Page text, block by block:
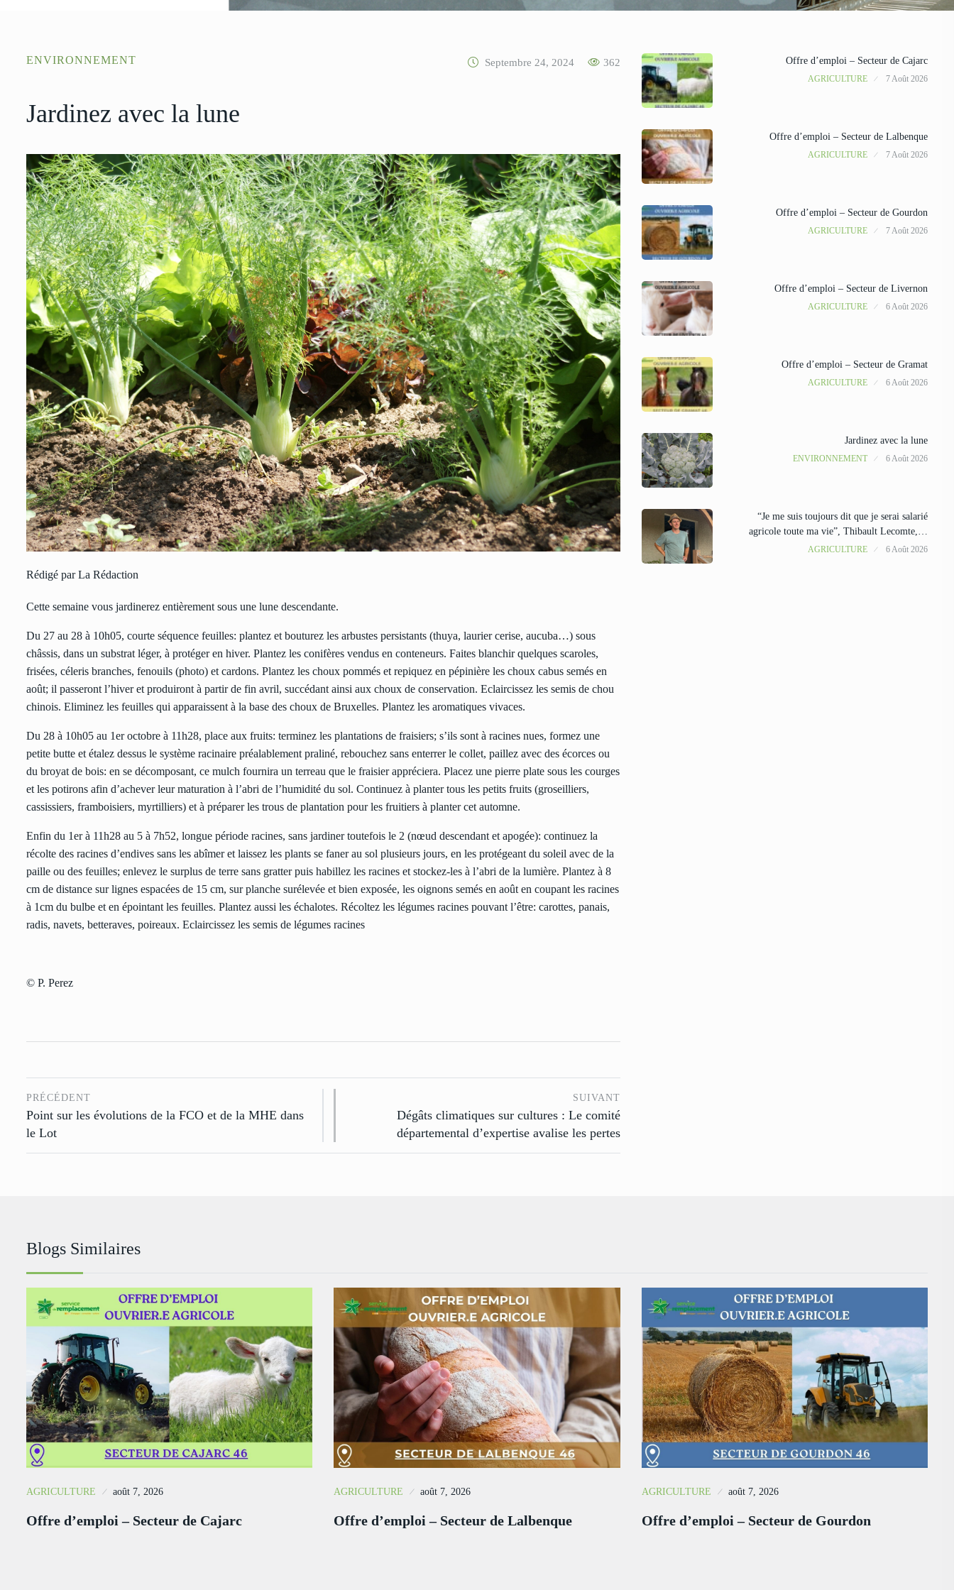
ENVIRONNEMENT Septembre 24, 2024 362
Jardinez avec la lune
Rédigé par La Rédaction
Cette semaine vous jardinerez entièrement sous une lune descendante.
Du 27 au 28 à 10h05, courte séquence feuilles: plantez et bouturez les arbustes persistants (thuya, laurier cerise, aucuba…) sous
châssis, dans un substrat léger, à protéger en hiver. Plantez les conifères vendus en conteneurs. Faites blanchir quelques scaroles,
frisées, céleris branches, fenouils (photo) et cardons. Plantez les choux pommés et repiquez en pépinière les choux cabus semés en
août; il passeront l’hiver et produiront à partir de fin avril, succédant ainsi aux choux de conservation. Eclaircissez les semis de chou
chinois. Eliminez les feuilles qui apparaissent à la base des choux de Bruxelles. Plantez les aromatiques vivaces.
Du 28 à 10h05 au 1er octobre à 11h28, place aux fruits: terminez les plantations de fraisiers; s’ils sont à racines nues, formez une
petite butte et étalez dessus le système racinaire préalablement praliné, rebouchez sans enterrer le collet, paillez avec des écorces ou
du broyat de bois: en se décomposant, ce mulch fournira un terreau que le fraisier appréciera. Placez une pierre plate sous les courges
et les potirons afin d’achever leur maturation à l’abri de l’humidité du sol. Continuez à planter tous les petits fruits (groseilliers,
cassissiers, framboisiers, myrtilliers) et à préparer les trous de plantation pour les fruitiers à planter cet automne.
Enfin du 1er à 11h28 au 5 à 7h52, longue période racines, sans jardiner toutefois le 2 (nœud descendant et apogée): continuez la
récolte des racines d’endives sans les abîmer et laissez les plants se faner au sol plusieurs jours, en les protégeant du soleil avec de la
paille ou des feuilles; enlevez le surplus de terre sans gratter puis habillez les racines et stockez-les à l’abri de la lumière. Plantez à 8
cm de distance sur lignes espacées de 15 cm, sur planche surélevée et bien exposée, les oignons semés en août en coupant les racines
à 1cm du bulbe et en épointant les feuilles. Plantez aussi les échalotes. Récoltez les légumes racines pouvant l’être: carottes, panais,
radis, navets, betteraves, poireaux. Eclaircissez les semis de légumes racines
© P. Perez
PRÉCÉDENT
Point sur les évolutions de la FCO et de la MHE dans
le Lot
SUIVANT
Dégâts climatiques sur cultures : Le comité
départemental d’expertise avalise les pertes
Offre d’emploi – Secteur de Cajarc
AGRICULTURE 7 Août 2026
Offre d’emploi – Secteur de Lalbenque
AGRICULTURE 7 Août 2026
Offre d’emploi – Secteur de Gourdon
AGRICULTURE 7 Août 2026
Offre d’emploi – Secteur de Livernon
AGRICULTURE 6 Août 2026
Offre d’emploi – Secteur de Gramat
AGRICULTURE 6 Août 2026
Jardinez avec la lune
ENVIRONNEMENT 6 Août 2026
“Je me suis toujours dit que je serai salarié
agricole toute ma vie”, Thibault Lecomte,…
AGRICULTURE 6 Août 2026
Blogs Similaires
AGRICULTURE août 7, 2026
Offre d’emploi – Secteur de Cajarc
AGRICULTURE août 7, 2026
Offre d’emploi – Secteur de Lalbenque
AGRICULTURE août 7, 2026
Offre d’emploi – Secteur de Gourdon